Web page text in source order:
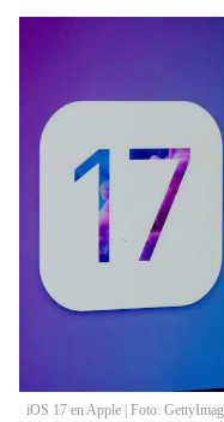
iOS 17 en Apple | Foto: